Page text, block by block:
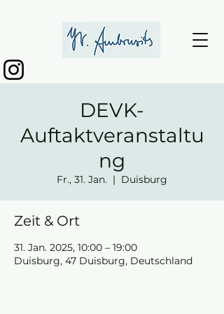
DEVK-
Auftaktveranstaltu
ng
Fr., 31. Jan.
  |
Duisburg
Zeit & Ort
31. Jan. 2025, 10:00 – 19:00
Duisburg, 47 Duisburg, Deutschland